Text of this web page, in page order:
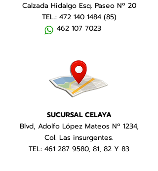
Calzada Hidalgo Esq. Paseo Nº 20
TEL.: 472 140 1484 (85)
462 107 7023
SUCURSAL CELAYA
Blvd, Adolfo López Mateos Nº 1234,
Col. Las insurgentes.
TEL: 461 287 9580, 81, 82 Y 83